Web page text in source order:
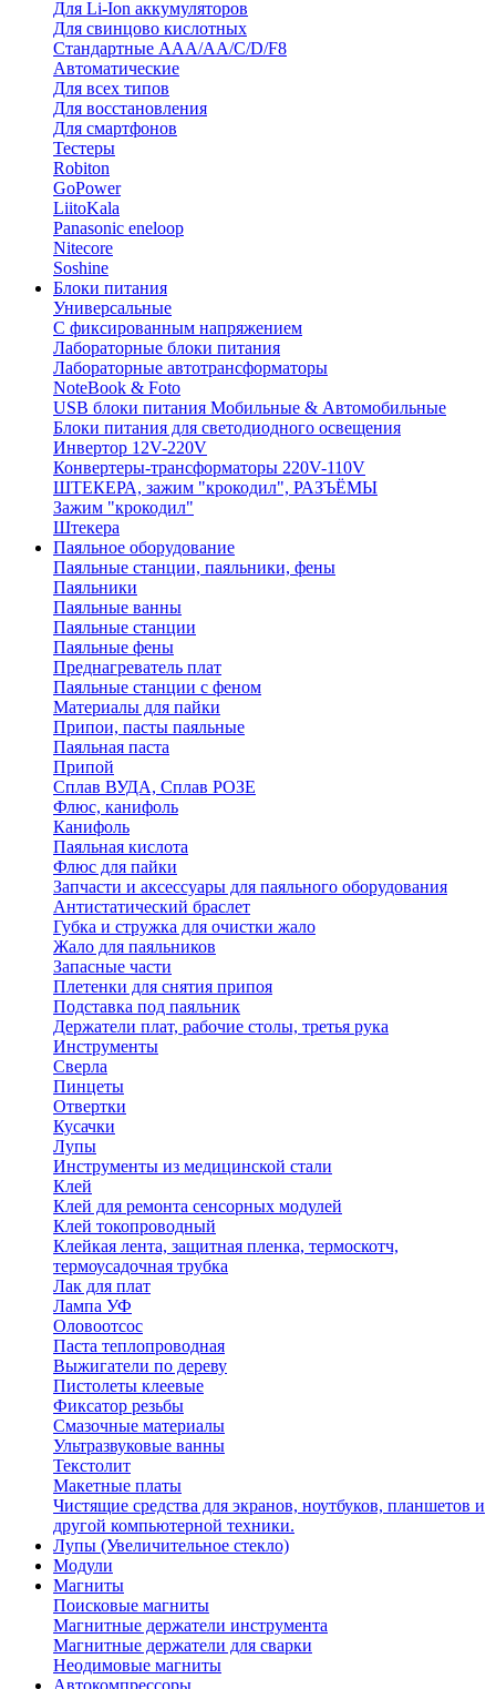
Для Li-Ion аккумуляторов
Для свинцово кислотных
Стандартные ААА/АА/С/D/F8
Автоматические
Для всех типов
Для восстановления
Для смартфонов
Тестеры
Robiton
GoPower
LiitoKala
Panasonic eneloop
Nitecore
Soshine
Блоки питания
Универсальные
C фиксированным напряжением
Лабораторные блоки питания
Лабораторные автотрансформаторы
NoteBook & Foto
USB блоки питания Мобильные & Автомобильные
Блоки питания для светодиодного освещения
Инвертор 12V-220V
Конвертеры-трансформаторы 220V-110V
ШТЕКЕРА, зажим "крокодил", РАЗЪЁМЫ
Зажим "крокодил"
Штекера
Паяльное оборудование
Паяльные станции, паяльники, фены
Паяльники
Паяльные ванны
Паяльные станции
Паяльные фены
Преднагреватель плат
Паяльные станции с феном
Материалы для пайки
Припои, пасты паяльные
Паяльная паста
Припой
Сплав ВУДА, Сплав РОЗЕ
Флюс, канифоль
Канифоль
Паяльная кислота
Флюс для пайки
Запчасти и аксессуары для паяльного оборудования
Антистатический браслет
Губка и стружка для очистки жало
Жало для паяльников
Запасные части
Плетенки для снятия припоя
Подставка под паяльник
Держатели плат, рабочие столы, третья рука
Инструменты
Сверла
Пинцеты
Отвертки
Кусачки
Лупы
Инструменты из медицинской стали
Клей
Клей для ремонта сенсорных модулей
Клей токопроводный
Клейкая лента, защитная пленка, термоскотч,
термоусадочная трубка
Лак для плат
Лампа УФ
Оловоотсос
Паста теплопроводная
Выжигатели по дереву
Пистолеты клеевые
Фиксатор резьбы
Смазочные материалы
Ультразвуковые ванны
Текстолит
Макетные платы
Чистящие средства для экранов, ноутбуков, планшетов и
другой компьютерной техники.
Лупы (Увеличительное стекло)
Модули
Магниты
Поисковые магниты
Магнитные держатели инструмента
Магнитные держатели для сварки
Неодимовые магниты
Автокомпрессоры